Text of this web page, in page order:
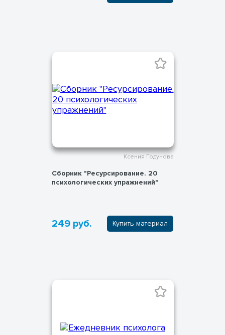
Ксения Годунова
Сборник "Ресурсирование. 20
психологических упражнений"
249 руб. Купить материал